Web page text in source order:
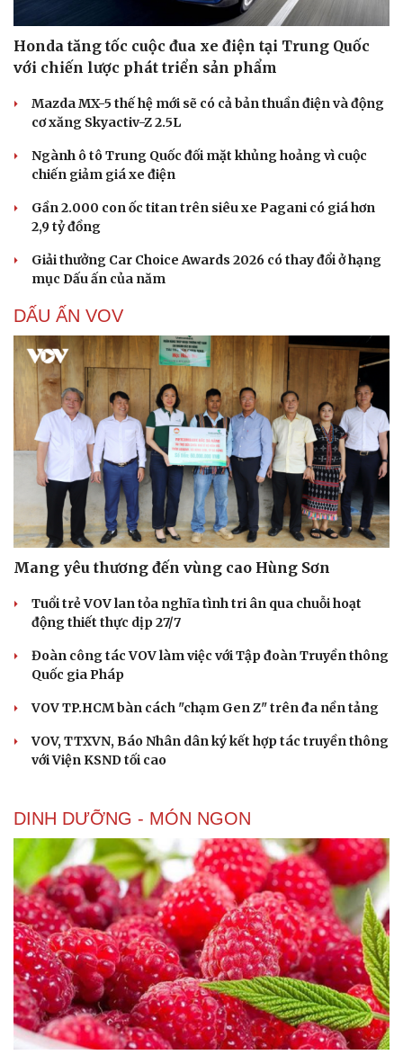
Honda tăng tốc cuộc đua xe điện tại Trung Quốc
với chiến lược phát triển sản phẩm
Mazda MX-5 thế hệ mới sẽ có cả bản thuần điện và động
cơ xăng Skyactiv-Z 2.5L
Ngành ô tô Trung Quốc đối mặt khủng hoảng vì cuộc
chiến giảm giá xe điện
Gần 2.000 con ốc titan trên siêu xe Pagani có giá hơn
2,9 tỷ đồng
Giải thưởng Car Choice Awards 2026 có thay đổi ở hạng
mục Dấu ấn của năm
DẤU ẤN VOV
Mang yêu thương đến vùng cao Hùng Sơn
Tuổi trẻ VOV lan tỏa nghĩa tình tri ân qua chuỗi hoạt
động thiết thực dịp 27/7
Đoàn công tác VOV làm việc với Tập đoàn Truyền thông
Quốc gia Pháp
VOV TP.HCM bàn cách "chạm Gen Z" trên đa nền tảng
VOV, TTXVN, Báo Nhân dân ký kết hợp tác truyền thông
với Viện KSND tối cao
DINH DƯỠNG - MÓN NGON